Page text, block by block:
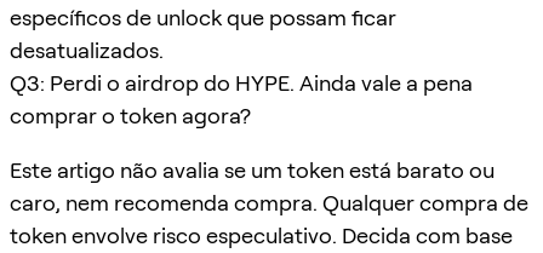
específicos de unlock que possam ficar
desatualizados.
Q3: Perdi o airdrop do HYPE. Ainda vale a pena
comprar o token agora?
Este artigo não avalia se um token está barato ou
caro, nem recomenda compra. Qualquer compra de
token envolve risco especulativo. Decida com base